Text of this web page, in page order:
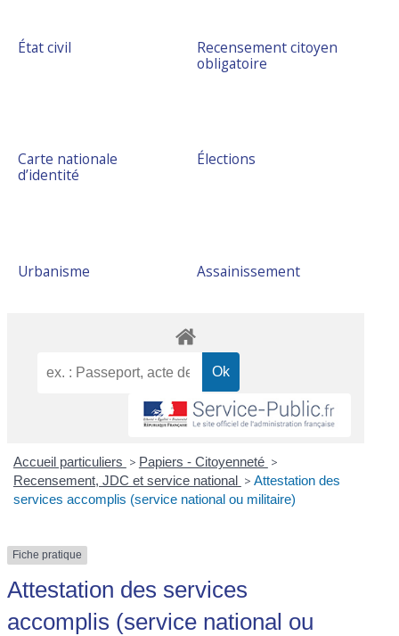
État civil
Recensement citoyen
obligatoire
Carte nationale
d’identité
Élections
Urbanisme Assainissement
Accueil particuliers > Papiers - Citoyenneté >
Recensement, JDC et service national > Attestation des
services accomplis (service national ou militaire)
Fiche pratique
Attestation des services
accomplis (service national ou